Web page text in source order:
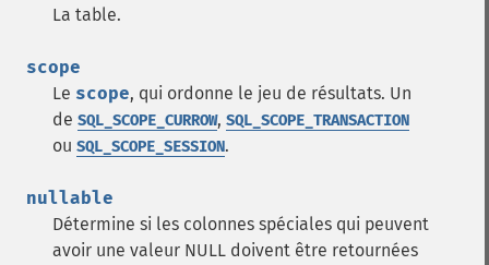
La table.
scope
Le scope, qui ordonne le jeu de résultats. Un
de SQL_SCOPE_CURROW, SQL_SCOPE_TRANSACTION
ou SQL_SCOPE_SESSION.
nullable
Détermine si les colonnes spéciales qui peuvent
avoir une valeur NULL doivent être retournées